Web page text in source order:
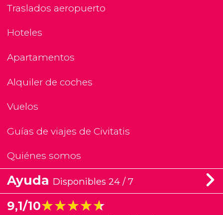
Traslados aeropuerto
Hoteles
Apartamentos
Alquiler de coches
Vuelos
Guías de viajes de Civitatis
Quiénes somos
Ayuda Disponibles 24 / 7
9,1/10★★★★★
★★★★★